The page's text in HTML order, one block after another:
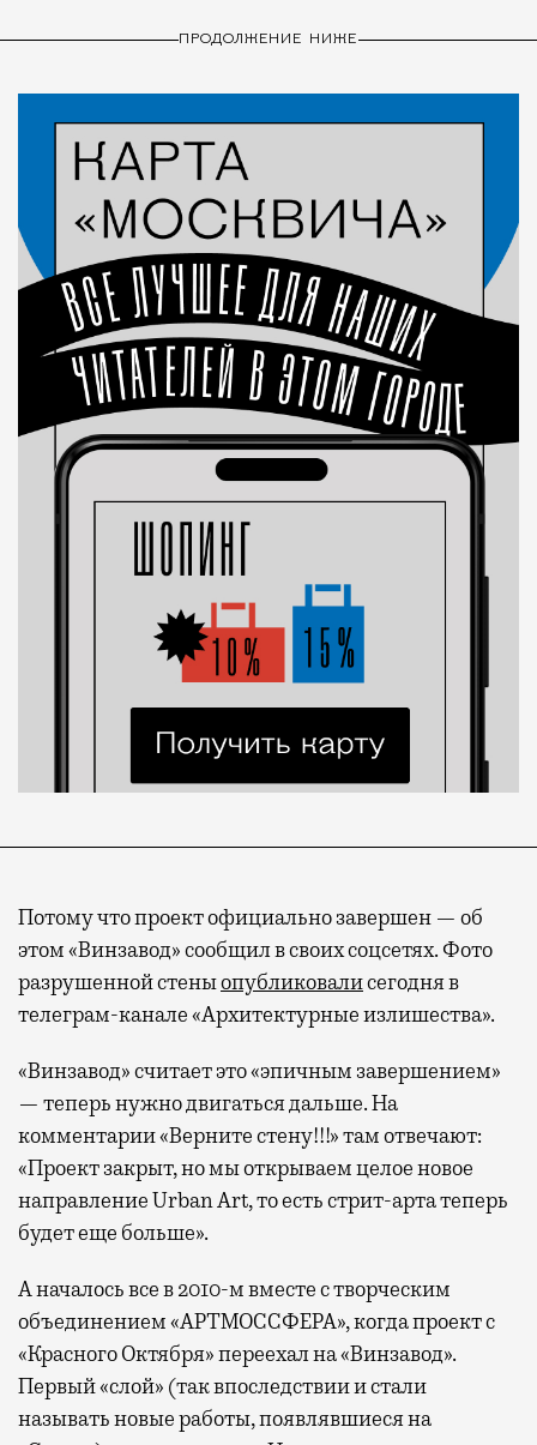
ПРОДОЛЖЕНИЕ НИЖЕ
Потому что проект официально завершен — об
этом «Винзавод» сообщил в своих соцсетях. Фото
разрушенной стеныопубликовалисегодня в
телеграм-канале «Архитектурные излишества».
«Винзавод» считает это «эпичным завершением»
— теперь нужно двигаться дальше. На
комментарии «Верните стену!!!» там отвечают:
«Проект закрыт, но мы открываем целое новое
направление Urban Art, то есть стрит-арта теперь
будет еще больше».
А началось все в 2010-м вместе с творческим
объединением «АРТМОССФЕРА», когда проект с
«Красного Октября» переехал на «Винзавод».
Первый «слой» (так впоследствии и стали
называть новые работы, появлявшиеся на